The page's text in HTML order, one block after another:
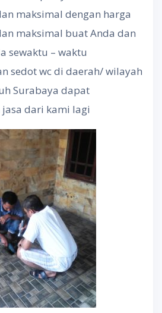
maksimal dengan harga
maksimal buat Anda dan
sewaktu – waktu
sedot wc di daerah/ wilayah
Surabaya dapat
dari kami lagi